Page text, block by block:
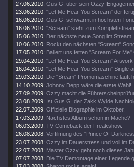
27.06.2010: Gus G. über sein Ozzy-
23.06.2010: "Let Me Hear You Scream" der
16.06.2010: Gus G. schwärmt in höchsten
16.06.2010: "Scream" steht zum
15.06.2010: Der nächste neue Song im Stream.
10.06.2010: Rockt den nächsten "Scream"
17.05.2010: Ballert uns fetten "Scream For Me"
29.04.2010: "Let Me Hear You Scream" Artwork
16.04.2010: "Let Me Hear You Scream" Single
29.03.2010: Die "Sream" Promomaschine läuft
14.10.2009: Johnny Depp wäre die erste Wahl!
27.09.2009: Ozzy macht die
23.08.2009: Ist Gus G. der Zakk Wylde
22.07.2009: Offizielle Biographie im Oktober.
17.03.2009: Nächstes Album schon in Mache?
06.03.2009: TV-Comeback der Freakshow.
26.08.2008: Verfilmung des "Prince Of
23.07.2008: Ozzy im Dauerstress und voll im
22.07.2008: Master Ozzy geht noch dieses
07.07.2008: Die TV Demontage einer Legende